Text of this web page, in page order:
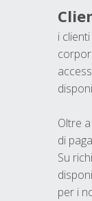
i
Oltre
di
Su
per i